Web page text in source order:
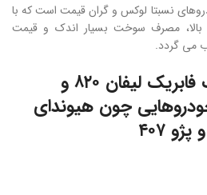
نسبتا لوکس و گران قیمت است که با
مصرف سوخت بسیار اندک و قیمت
می گردد.
جی تی برند لاستیک فابریک لیفان ۸۲۰ و
چون هیوندای
۴۰۷